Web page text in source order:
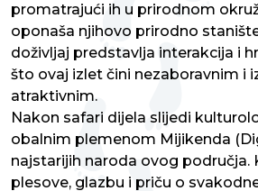
promatrajući ih u prirodnom
oponaša njihovo prirodno
doživljaj predstavlja interakcija i
što ovaj izlet čini nezaboravnim i
atraktivnim.
Nakon safari dijela slijedi
obalnim plemenom Mijikenda
najstarijih naroda ovog područja.
plesove, glazbu i priču o